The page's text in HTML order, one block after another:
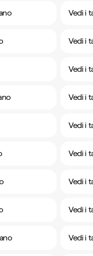
Vedi i
Vedi i
Vedi i
Vedi i
Vedi i
Vedi i
Vedi i
Vedi i
Vedi i